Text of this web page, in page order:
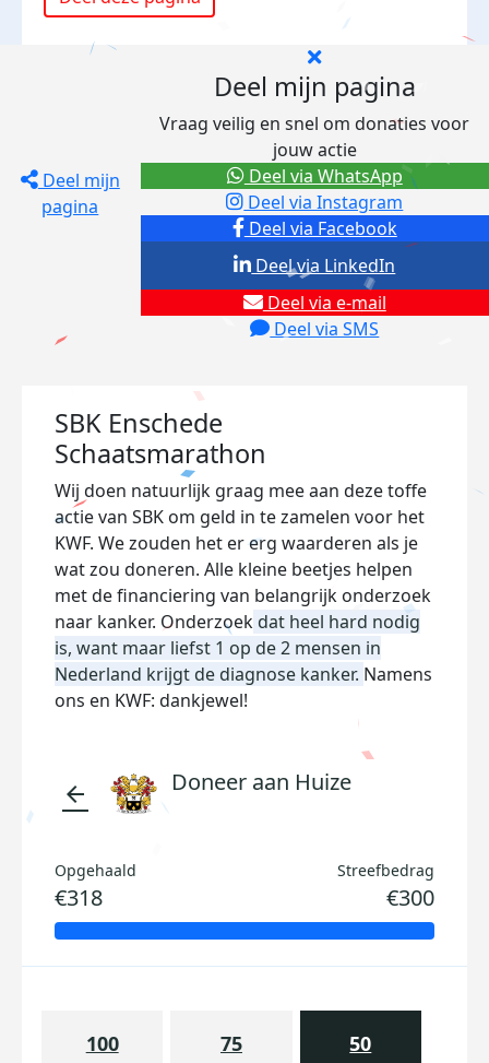
Deel mijn
pagina
Deel mijn pagina
Vraag veilig en snel om donaties voor
jouw actie
Deel via Facebook
Deel via Instagram
Deel via e-mail
Deel via SMS
Deel via LinkedIn
Deel via WhatsApp
SBK Enschede
Schaatsmarathon
Wij doen natuurlijk graag mee aan deze toffe
actie van SBK om geld in te zamelen voor het
KWF. We zouden het er erg waarderen als je
wat zou doneren. Alle kleine beetjes helpen
met de financiering van belangrijk onderzoek
naar kanker. Onderzoek dat heel hard nodig
is, want maar liefst 1 op de 2 mensen in
Nederland krijgt de diagnose kanker. Namens
ons en KWF: dankjewel!
arrow_back Doneer aan Huize
Opgehaald
€318
Streefbedrag
€300
100 75 50